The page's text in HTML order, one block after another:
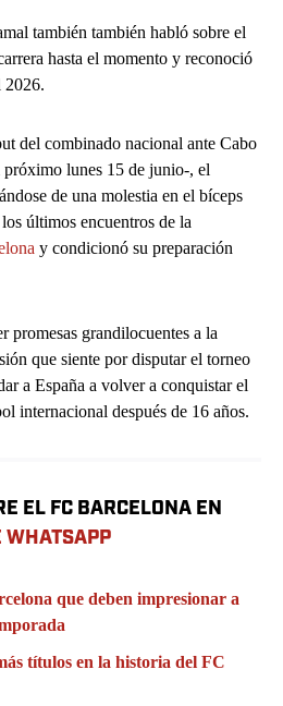
también también habló sobre el
hasta el momento y reconoció
2026.
del combinado nacional ante Cabo
lunes 15 de junio-, el
de una molestia en el bíceps
últimos encuentros de la
y condicionó su preparación
promesas grandilocuentes a la
que siente por disputar el torneo
a España a volver a conquistar el
internacional después de 16 años.
EL FC BARCELONA EN
WHATSAPP
que deben impresionar a
títulos en la historia del FC